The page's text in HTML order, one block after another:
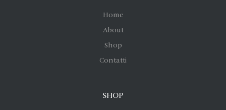
Home
About
Shop
Contatti
SHOP